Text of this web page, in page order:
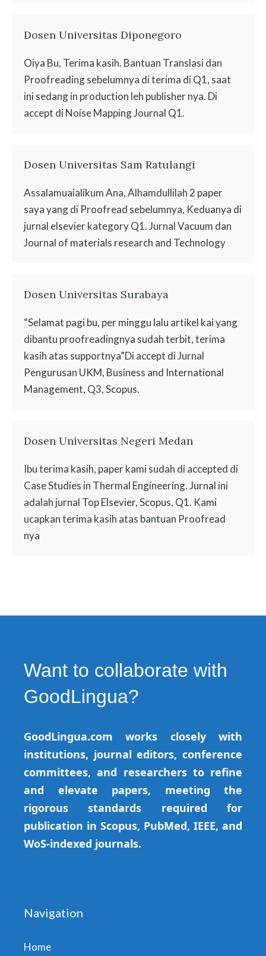
Dosen Universitas Diponegoro
Oiya Bu, Terima kasih. Bantuan Translasi dan
Proofreading sebelumnya di terima di Q1, saat
ini sedang in production leh publisher nya. Di
accept di Noise Mapping Journal Q1.
Dosen Universitas Sam Ratulangi
Assalamuaialikum Ana, Alhamdullilah 2 paper
saya yang di Proofread sebelumnya, Keduanya di
jurnal elsevier kategory Q1. Jurnal Vacuum dan
Journal of materials research and Technology
Dosen Universitas Surabaya
“Selamat pagi bu, per minggu lalu artikel kai yang
dibantu proofreadingnya sudah terbit, terima
kasih atas supportnya”Di accept di Jurnal
Pengurusan UKM, Business and International
Management, Q3, Scopus.
Dosen Universitas Negeri Medan
Ibu terima kasih, paper kami sudah di accepted di
Case Studies in Thermal Engineering. Jurnal ini
adalah jurnal Top Elsevier, Scopus, Q1. Kami
ucapkan terima kasih atas bantuan Proofread
nya
Want to collaborate with
GoodLingua?
GoodLingua.com works closely with
institutions, journal editors, conference
committees, and researchers to refine
and elevate papers, meeting the
rigorous standards required for
publication in Scopus, PubMed, IEEE, and
WoS-indexed journals.
Navigation
Home